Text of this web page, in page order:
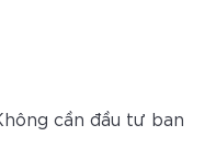
cần đầu tư ban